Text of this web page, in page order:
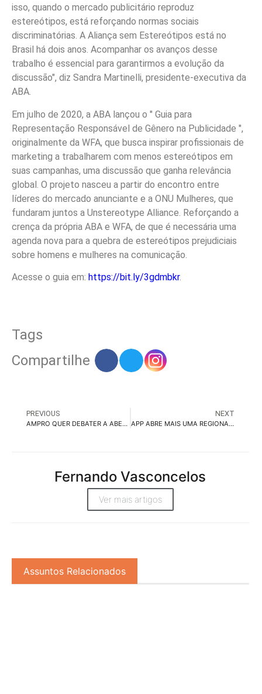
isso, quando o mercado publicitário reproduz
estereótipos, está reforçando normas sociais
discriminatórias. A Aliança sem Estereótipos está no
Brasil há dois anos. Acompanhar os avanços desse
trabalho é essencial para garantirmos a evolução da
discussão", diz Sandra Martinelli, presidente-executiva da
ABA.
Em julho de 2020, a ABA lançou o " Guia para
Representação Responsável de Gênero na Publicidade ",
originalmente da WFA, que busca inspirar profissionais de
marketing a trabalharem com menos estereótipos em
suas campanhas, uma discussão que ganha relevância
global. O projeto nasceu a partir do encontro entre
líderes do mercado anunciante e a ONU Mulheres, que
fundaram juntos a Unstereotype Alliance. Reforçando a
crença da própria ABA e WFA, de que é necessária uma
agenda nova para a quebra de estereótipos prejudiciais
sobre homens e mulheres na comunicação.
Acesse o guia em: https://bit.ly/3gdmbkr.
Tags
Compartilhe
PREVIOUS
AMPRO QUER DEBATER A ABERTURA DE EVENTOS EM SÃO PAULO
NEXT
APP ABRE MAIS UMA REGIONAL, AGORA EM SANTA CATARINA
Fernando Vasconcelos
Ver mais artigos
Assuntos Relacionados